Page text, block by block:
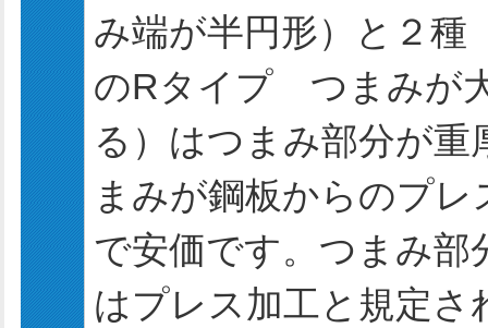
み端が半円形）と２
のRタイプ つまみが
る）はつまみ部分が
まみが鋼板からのプ
で安価です。つまみ部
はプレス加工と規定